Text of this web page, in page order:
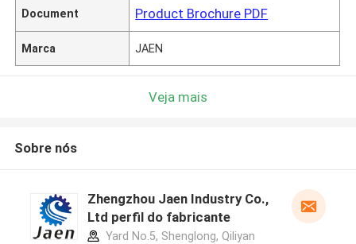
Document Product Brochure PDF
Marca JAEN
Veja mais
Sobre nós
Zhengzhou Jaen Industry Co.,
Ltd perfil do fabricante
Yard No.5, Shenglong, Qiliyan